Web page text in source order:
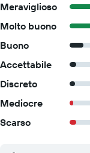
Meraviglioso
Molto buono
Buono
Accettabile
Discreto
Mediocre
Scarso